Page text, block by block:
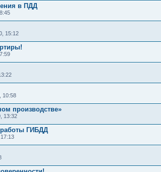
в ПДД
15:12
10:58
производстве»
13:32
ГИБДД